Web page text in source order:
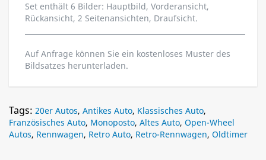
Set enthält 6 Bilder: Hauptbild, Vorderansicht,
Rückansicht, 2 Seitenansichten, Draufsicht.
Auf Anfrage können Sie ein kostenloses Muster des
Bildsatzes herunterladen.
Tags: 20er Autos, Antikes Auto, Klassisches Auto,
Französisches Auto, Monoposto, Altes Auto, Open-Wheel
Autos, Rennwagen, Retro Auto, Retro-Rennwagen, Oldtimer